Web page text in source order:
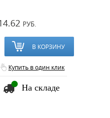
РУБ.
В КОРЗИНУ
Купить в один клик
На складе